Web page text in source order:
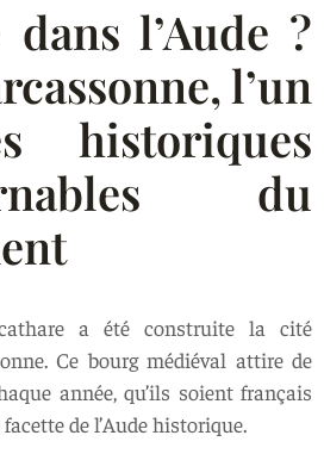
l’Aude ?
l’un
historiques
du
a été construite la cité
Ce bourg médiéval attire de
année, qu’ils soient français
de l’Aude historique.